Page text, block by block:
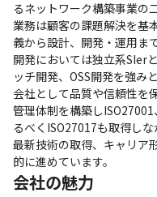
るネットワーク構築事業の
業務は顧客の課題解決を基
義から設計、開発・運用ま
開発においては独立系SIer
ッチ開発、OSS開発を強み
会社として品質や信頼性を
管理体制を構築し
るべくISO27017も取得しな
最新技術の取得、キャリア
的に進めています。
会社の魅力